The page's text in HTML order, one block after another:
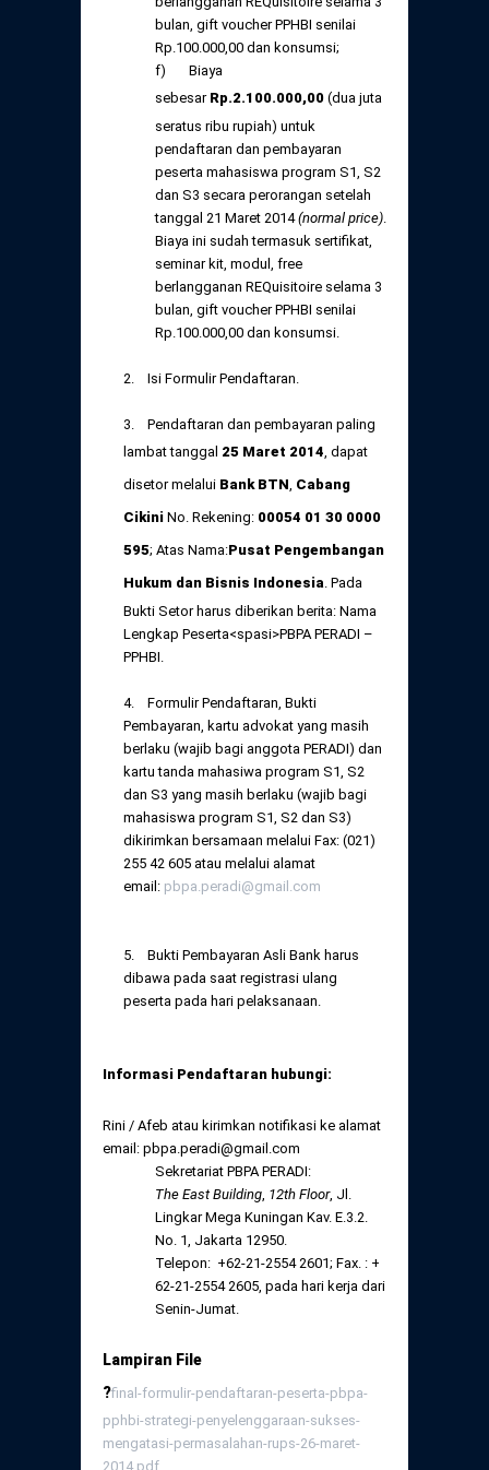
bulan, gift voucher PPHBI senilai
Rp.100.000,00 dan konsumsi;
f) Biaya
sebesar Rp.2.100.000,00 (dua juta
seratus ribu rupiah) untuk
pendaftaran dan pembayaran
peserta mahasiswa program S1, S2
dan S3 secara perorangan setelah
tanggal 21 Maret 2014(normal price)
Biaya ini sudah termasuk sertifikat,
seminar kit, modul, free
berlangganan REQuisitoire selama 3
bulan, gift voucher PPHBI senilai
Rp.100.000,00 dan konsumsi.
2. Isi Formulir Pendaftaran.
3. Pendaftaran dan pembayaran paling
lambat tanggal 25 Maret 2014 , dapat
disetor melalui Bank BTN Cabang
CikiniNo. Rekening: 00054 01 30 0000
595; Atas Nama:Pusat Pengembangan
Hukum dan Bisnis Indonesia . Pada
Bukti Setor harus diberikan berita: Nama
Lengkap Peserta<spasi>PBPA PERADI –
PPHBI.
4. Formulir Pendaftaran, Bukti
Pembayaran, kartu advokat yang masih
berlaku (wajib bagi anggota PERADI) dan
kartu tanda mahasiwa program S1, S2
dan S3 yang masih berlaku (wajib bagi
mahasiswa program S1, S2 dan S3)
dikirimkan bersamaan melalui Fax: (021)
255 42 605 atau melalui alamat
email: pbpa.peradi@gmail.com
5. Bukti Pembayaran Asli Bank harus
dibawa pada saat registrasi ulang
peserta pada hari pelaksanaan.
Informasi Pendaftaran hubungi:
Rini / Afeb atau kirimkan notifikasi ke alamat
email: pbpa.peradi@gmail.com
Sekretariat PBPA PERADI:
The East Building 12th Floor, Jl.
Lingkar Mega Kuningan Kav. E.3.2.
No. 1, Jakarta 12950.
Telepon: +62-21-2554 2601; Fax. : +
62-21-2554 2605, pada hari kerja dari
Senin-Jumat.
Lampiran File
?final-formulir-pendaftaran-peserta-pbpa-
pphbi-strategi-penyelenggaraan-sukses-
mengatasi-permasalahan-rups-26-maret-
2014.pdf